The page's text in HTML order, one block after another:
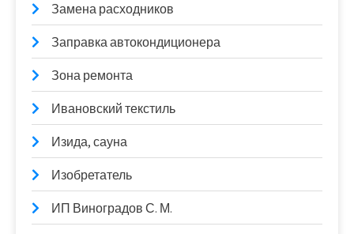
Замена расходников
Заправка автокондиционера
Зона ремонта
Ивановский текстиль
Изида, сауна
Изобретатель
ИП Виноградов С. М.